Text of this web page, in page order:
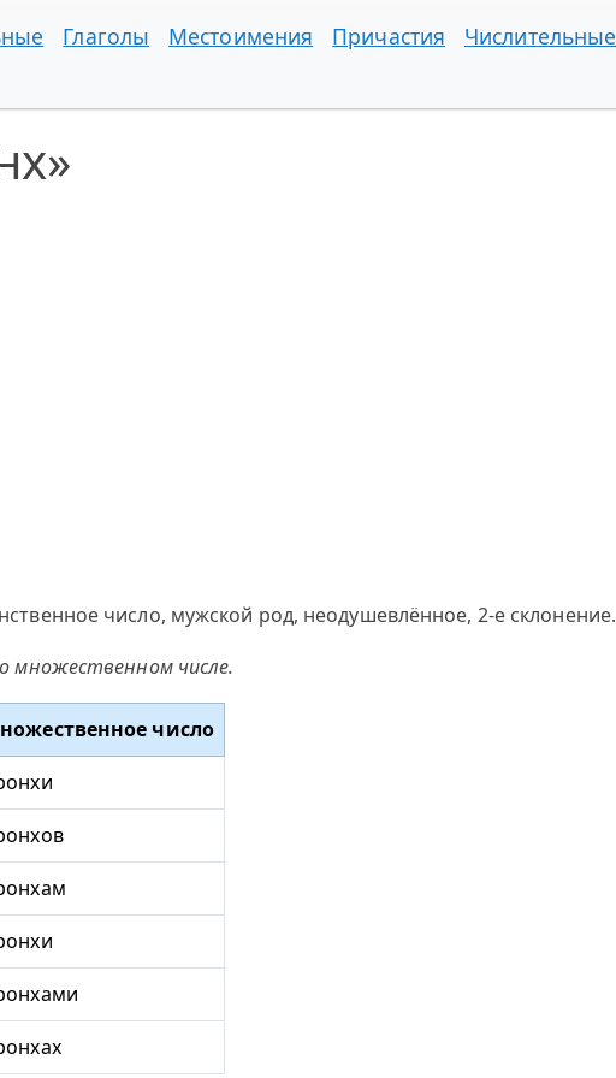
Глаголы Местоимения Причастия
Числительные
число, мужской род, неодушевлённое, 2-е склонение.
множественном числе.
число